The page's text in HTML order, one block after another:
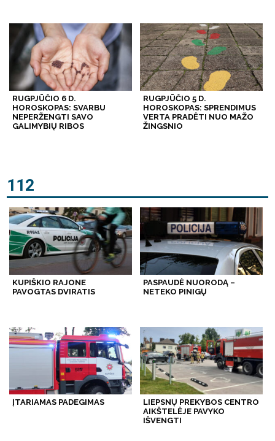
RUGPJŪČIO 6 D.
HOROSKOPAS: SVARBU
NEPERŽENGTI SAVO
GALIMYBIŲ RIBOS
RUGPJŪČIO 5 D.
HOROSKOPAS: SPRENDIMUS
VERTA PRADĖTI NUO MAŽO
ŽINGSNIO
112
KUPIŠKIO RAJONE
PAVOGTAS DVIRATIS
PASPAUDĖ NUORODĄ –
NETEKO PINIGŲ
ĮTARIAMAS PADEGIMAS
LIEPSNŲ PREKYBOS CENTRO
AIKŠTELĖJE PAVYKO
IŠVENGTI